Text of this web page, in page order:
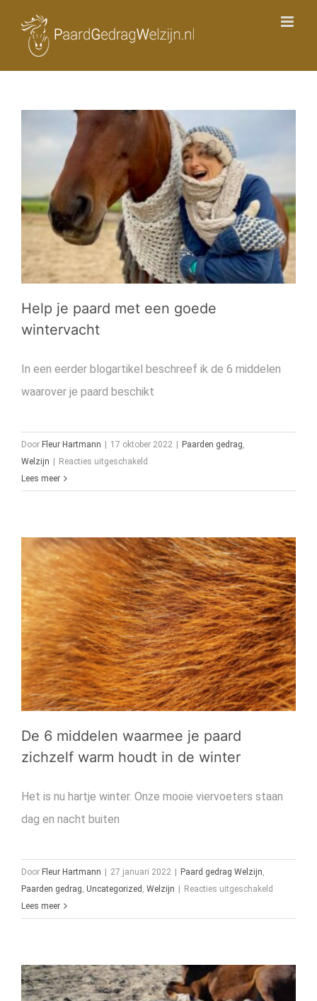
inhoud
Help je paard met een goede
wintervacht
In een eerder blogartikel beschreef ik de 6 middelen
waarover je paard beschikt
Door Fleur Hartmann 17 oktober 2022 Paarden gedrag,
Welzijn
Reacties uitgeschakeld
een
goede
wintervacht
Lees meer
De 6 middelen waarmee je paard
zichzelf warm houdt in de winter
Het is nu hartje winter. Onze mooie viervoeters staan
dag en nacht buiten
Door Fleur Hartmann | 27 januari 2022 | Paard gedrag Welzijn,
Paarden gedrag, Uncategorized , Welzijn | Reacties uitgeschakeld
6
je
paard
Lees meer